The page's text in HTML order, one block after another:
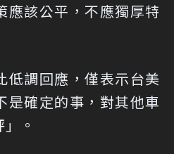
應該公平，不應獨厚特
低調回應，僅表示台美
是確定的事，對其他車
。